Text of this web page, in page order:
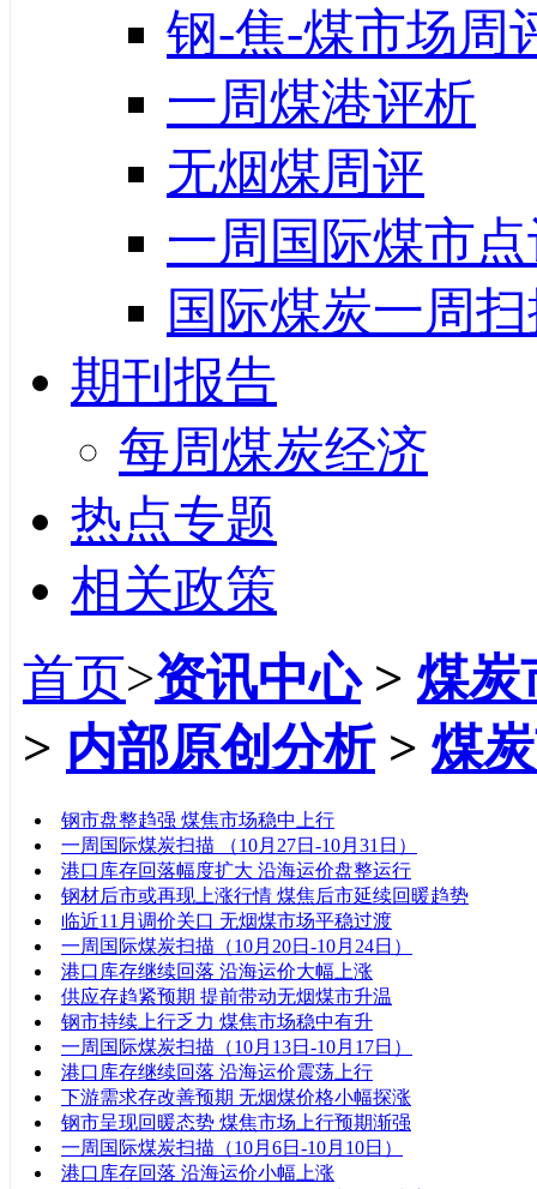
钢-焦-煤市场周
一周煤港评析
无烟煤周评
一周国际煤市
国际煤炭一周
期刊报告
每周煤炭经济
热点专题
相关政策
首页>资讯中心> 煤炭
> 内部原创分析> 煤
钢市盘整趋强 煤焦市场稳中上行
一周国际煤炭扫描 （10月27日-10月31日）
港口库存回落幅度扩大 沿海运价盘整运行
钢材后市或再现上涨行情 煤焦后市延续回暖趋势
临近11月调价关口 无烟煤市场平稳过渡
一周国际煤炭扫描（10月20日-10月24日）
港口库存继续回落 沿海运价大幅上涨
供应存趋紧预期 提前带动无烟煤市升温
钢市持续上行乏力 煤焦市场稳中有升
一周国际煤炭扫描（10月13日-10月17日）
港口库存继续回落 沿海运价震荡上行
下游需求存改善预期 无烟煤价格小幅探涨
钢市呈现回暖态势 煤焦市场上行预期渐强
一周国际煤炭扫描（10月6日-10月10日）
港口库存回落 沿海运价小幅上涨